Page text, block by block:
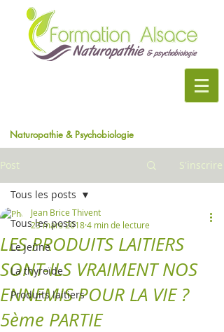
Naturopathie & Psychobiologie
Post S'inscrire
Tous les posts
Le jeûne
La thyroïde
Produits laitiers
Tous les posts
LES PRODUITS LAITIERS
SONT-ILS VRAIMENT NOS
ENNEMIS POUR LA VIE ?
5ème PARTIE
Jean Brice Thivent
23 mars 20184 min de lecture